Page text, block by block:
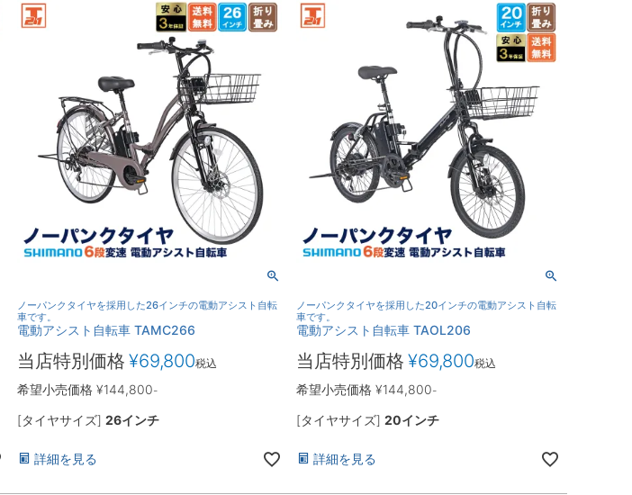
ノーパンクタイヤを採用した26インチの電動アシスト自転
車です。
電動アシスト自転車 TAMC266
希望小売価格 ¥144,800-
当店特別価格 ¥69,800税込
[タイヤサイズ]26インチ
詳細を見る
ノーパンクタイヤを採用した20インチの電動アシスト自転
車です。
電動アシスト自転車 TAOL206
希望小売価格 ¥144,800-
当店特別価格 ¥69,800税込
[タイヤサイズ] 20インチ
詳細を見る